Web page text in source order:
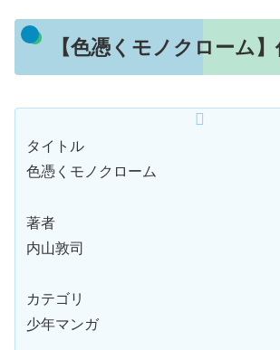
【色憑くモノクローム
タイトル
色憑くモノクローム
著者
内山敦司
カテゴリ
少年マンガ